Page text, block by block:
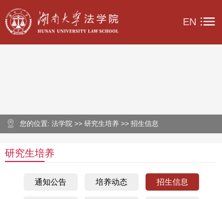
EN
您的位置: 法学院 >> 研究生培养 >> 招生信息
研究生培养
通知公告 培养动态 招生信息